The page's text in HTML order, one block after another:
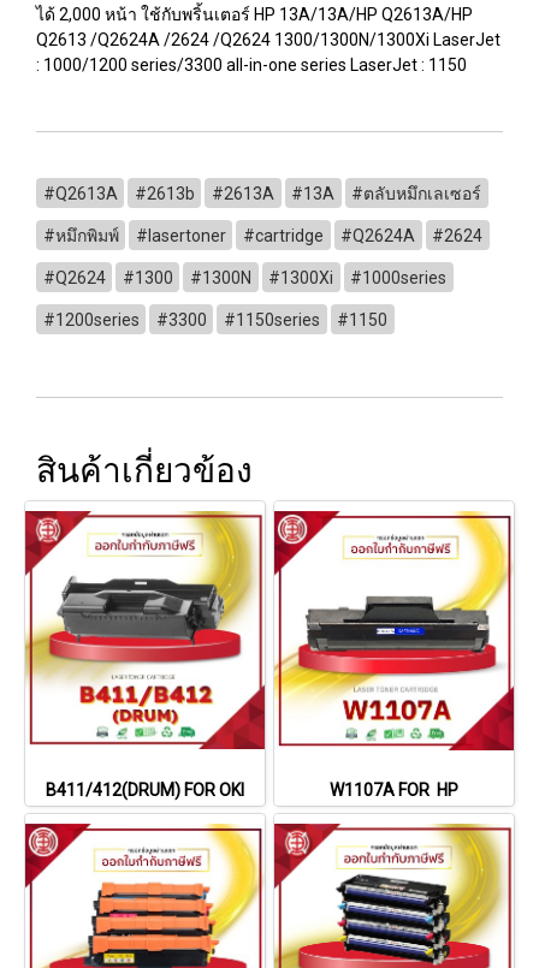
ได้ 2,000 หน้า ใช้กับพริ้นเตอร์ HP 13A/13A/HP Q2613A/HP
Q2613 /Q2624A /2624 /Q2624 1300/1300N/1300Xi LaserJet
: 1000/1200 series/3300 all-in-one series LaserJet : 1150
#Q2613A #2613b #2613A #13A #ตลับหมึกเลเซอร์
#หมึกพิมพ์ #lasertoner #cartridge #Q2624A #2624
#Q2624 #1300 #1300N #1300Xi #1000series
#1200series #3300 #1150series #1150
สินค้าเกี่ยวข้อง
B411/412(DRUM) FOR OKI W1107A FOR HP